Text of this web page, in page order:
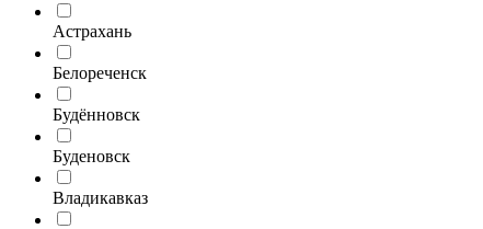
Астрахань
Белореченск
Будённовск
Буденовск
Владикавказ